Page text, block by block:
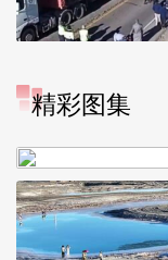
精彩图集
“大地指纹”奏